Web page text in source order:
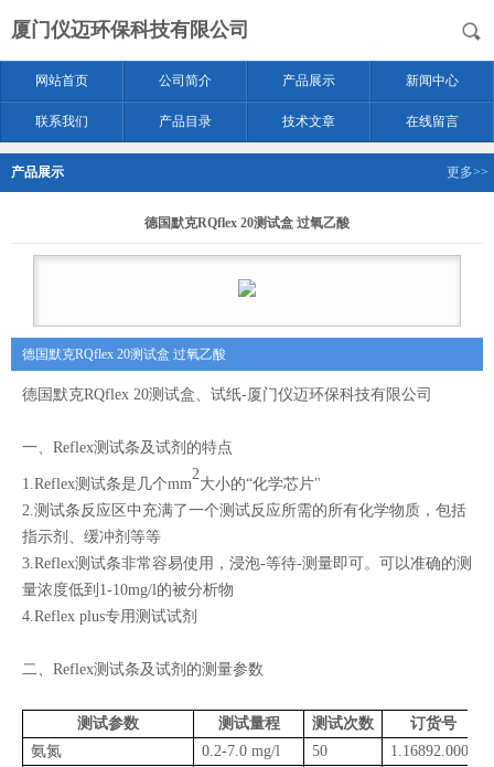
厦门仪迈环保科技有限公司
网站首页 公司简介 产品展示 新闻中心
联系我们 产品目录 技术文章 在线留言
产品展示 更多>>
德国默克RQflex 20测试盒 过氧乙酸
德国默克RQflex 20测试盒 过氧乙酸
德国默克RQflex 20测试盒、试纸-厦门仪迈环保科技有限公司
一、 Reflex测试条及试剂的特点
1.Reflex测试条是几个mm
2
大小的“化学芯片"
2.测试条反应区中充满了一个测试反应所需的所有化学物质，包括
指示剂、缓冲剂等等
3.Reflex测试条非常容易使用，浸泡-等待-测量即可。可以准确的测
量浓度低到 1-10mg/l的被分析物
4.Reflex plus专用测试试剂
二、 Reflex测试条及试剂的测量参数
测试参数 测试量程 测试次数
订货号
氨氮
0.2-7.0 mg/l 50
1.16892.0001